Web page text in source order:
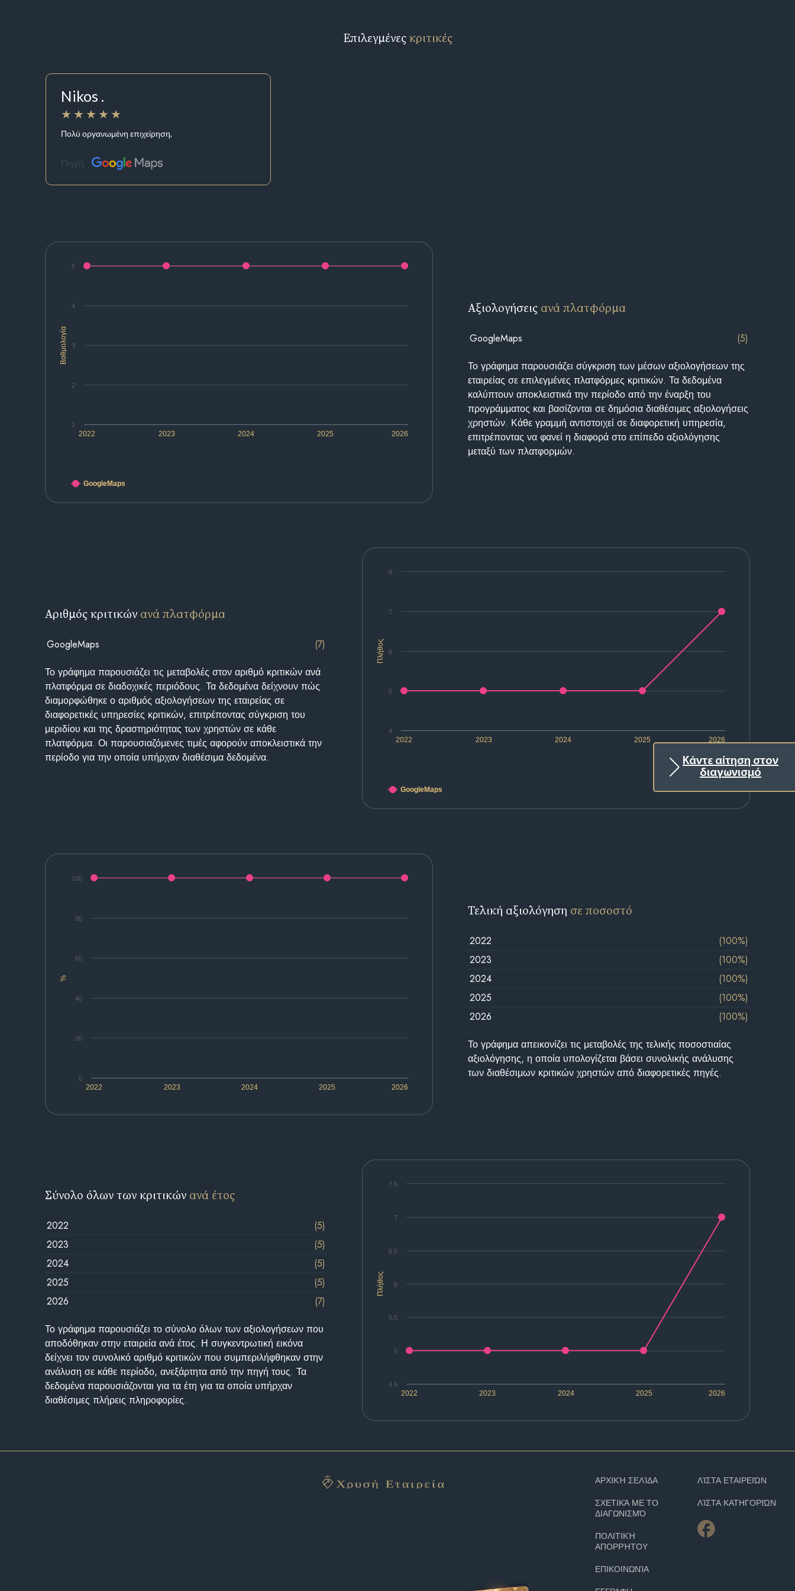
Κάντε αίτηση στον
διαγωνισμό
Επιλεγμένεςκριτικές
Nikos .
Πολύ οργανωμένη επιχείρηση,
Πηγή:
Βαθμολογία
2022 2023 2024 2025 2026
1
2
3
4
5
GoogleMaps
Αξιολογήσεις ανά πλατφόρμα
GoogleMaps (5)
Το γράφημα παρουσιάζει σύγκριση των μέσων αξιολογήσεων της
εταιρείας σε επιλεγμένες πλατφόρμες κριτικών. Τα δεδομένα
καλύπτουν αποκλειστικά την περίοδο από την έναρξη του
προγράμματος και βασίζονται σε δημόσια διαθέσιμες αξιολογήσεις
χρηστών. Κάθε γραμμή αντιστοιχεί σε διαφορετική υπηρεσία,
επιτρέποντας να φανεί η διαφορά στο επίπεδο αξιολόγησης
μεταξύ των πλατφορμών.
Πλήθος
2022 2023 2024 2025 2026
5
6
7
4
8
GoogleMaps
Αριθμός κριτικών ανά πλατφόρμα
GoogleMaps (7)
Το γράφημα παρουσιάζει τις μεταβολές στον αριθμό κριτικών ανά
πλατφόρμα σε διαδοχικές περιόδους. Τα δεδομένα δείχνουν πώς
διαμορφώθηκε ο αριθμός αξιολογήσεων της εταιρείας σε
διαφορετικές υπηρεσίες κριτικών, επιτρέποντας σύγκριση του
μεριδίου και της δραστηριότητας των χρηστών σε κάθε
πλατφόρμα. Οι παρουσιαζόμενες τιμές αφορούν αποκλειστικά την
περίοδο για την οποία υπήρχαν διαθέσιμα δεδομένα.
%
2022 2023 2024 2025 2026
0
20
40
60
80
100
Τελική αξιολόγηση σε ποσοστό
2022
(100%)
2023
(100%)
2024
(100%)
2025
(100%)
2026
(100%)
Το γράφημα απεικονίζει τις μεταβολές της τελικής ποσοστιαίας
αξιολόγησης, η οποία υπολογίζεται βάσει συνολικής ανάλυσης
των διαθέσιμων κριτικών χρηστών από διαφορετικές πηγές.
Πλήθος
2022 2023 2024 2025 2026
4.5
5
5.5
6
6.5
7
7.5
Σύνολο όλων των κριτικών ανά έτος
2022
(5)
2023
(5)
2024
(5)
2025
(5)
2026
(7)
Το γράφημα παρουσιάζει το σύνολο όλων των αξιολογήσεων που
αποδόθηκαν στην εταιρεία ανά έτος. Η συγκεντρωτική εικόνα
δείχνει τον συνολικό αριθμό κριτικών που συμπεριλήφθηκαν στην
ανάλυση σε κάθε περίοδο, ανεξάρτητα από την πηγή τους. Τα
δεδομένα παρουσιάζονται για τα έτη για τα οποία υπήρχαν
διαθέσιμες πλήρεις πληροφορίες.
ΑΡΧΙΚΉ ΣΕΛΊΔΑ
ΣΧΕΤΙΚΆ ΜΕ ΤΟ
ΔΙΑΓΩΝΙΣΜΌ
ΠΟΛΙΤΙΚΉ
ΑΠΟΡΡΉΤΟΥ
ΕΠΙΚΟΙΝΩΝΊΑ
ΛΊΣΤΑ ΕΤΑΙΡΕΙΏΝ
ΛΊΣΤΑ ΚΑΤΗΓΟΡΙΏΝ